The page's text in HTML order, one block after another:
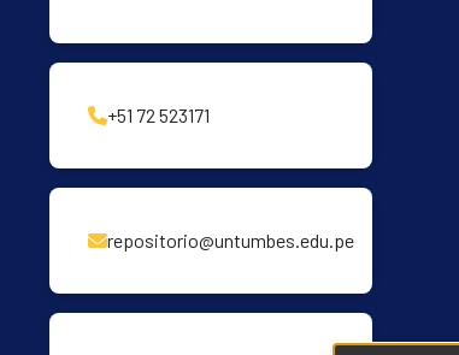
+51 72 523171
repositorio@untumbes.edu.pe